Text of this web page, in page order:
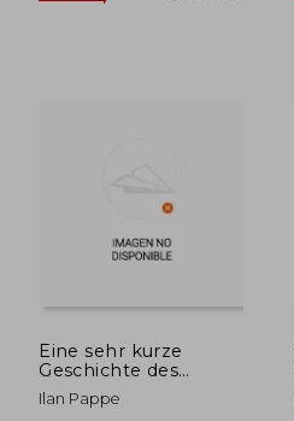
Eine sehr kurze
Geschichte des
Israelisch-
Palästinensischen
Ilan Pappe